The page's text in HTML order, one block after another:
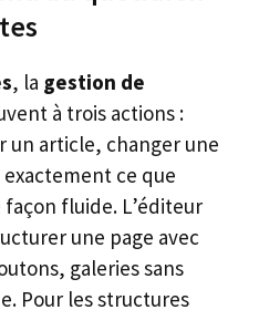
, la gestion de
à trois actions :
un article, changer une
exactement ce que
fluide. L’éditeur
une page avec
galeries sans
Pour les structures